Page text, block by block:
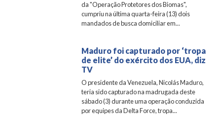
da "Operação Protetores dos Biomas",
cumpriu na última quarta-feira (13) dois
mandados de busca domiciliar em...
Maduro foi capturado por ‘tropa
de elite’ do exército dos EUA, diz
TV
O presidente da Venezuela, Nicolás Maduro,
teria sido capturado na madrugada deste
sábado (3) durante uma operação conduzida
por equipes da Delta Force, tropa...